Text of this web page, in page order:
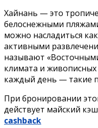
Хайнань — это
белоснежными
можно насладиться
активными
называют
климата и
каждый день — такие
При бронировании
действует майский
cashback